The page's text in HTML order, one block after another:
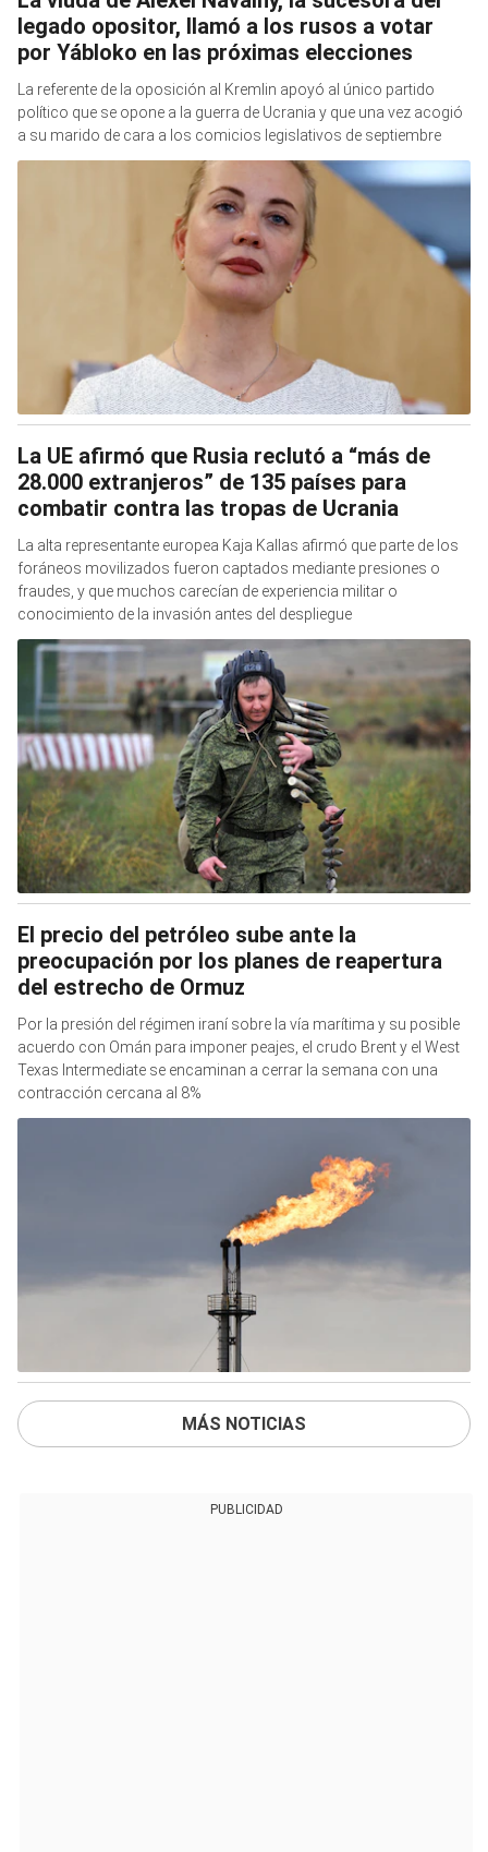
legado opositor, llamó a los rusos a votar
por Yábloko en las próximas elecciones
La referente de la oposición al Kremlin apoyó al único partido
político que se opone a la guerra de Ucrania y que una vez acogió
a su marido de cara a los comicios legislativos de septiembre
La UE afirmó que Rusia reclutó a “más de
28.000 extranjeros” de 135 países para
combatir contra las tropas de Ucrania
La alta representante europea Kaja Kallas afirmó que parte de los
foráneos movilizados fueron captados mediante presiones o
fraudes, y que muchos carecían de experiencia militar o
conocimiento de la invasión antes del despliegue
El precio del petróleo sube ante la
preocupación por los planes de reapertura
del estrecho de Ormuz
Por la presión del régimen iraní sobre la vía marítima y su posible
acuerdo con Omán para imponer peajes, el crudo Brent y el West
Texas Intermediate se encaminan a cerrar la semana con una
contracción cercana al 8%
MÁS NOTICIAS
PUBLICIDAD